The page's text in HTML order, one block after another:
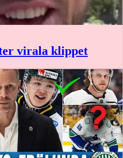
virala klippet